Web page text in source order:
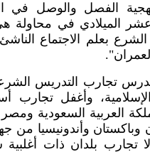
الفصل والوصل في
الميلادي في محاولة
بعلم الاجتماع
بدرس تجارب التدريس
وأغفل تجارب
العربية السعودية
وباكستان وأندونيسيا من
تجارب بلدان ذات أغلبية